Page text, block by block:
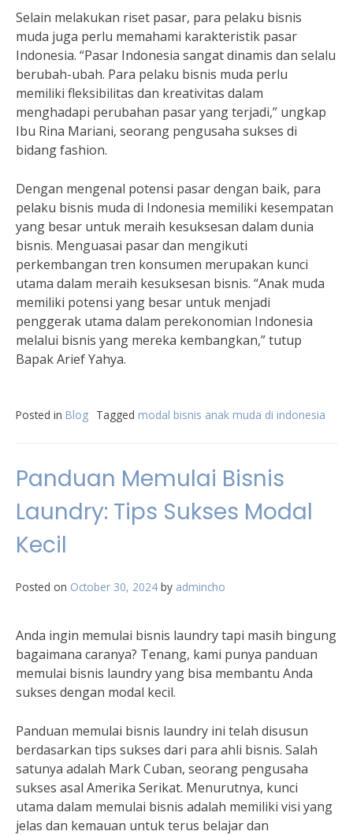
Selain melakukan riset pasar, para pelaku bisnis
muda juga perlu memahami karakteristik pasar
Indonesia. “Pasar Indonesia sangat dinamis dan selalu
berubah-ubah. Para pelaku bisnis muda perlu
memiliki fleksibilitas dan kreativitas dalam
menghadapi perubahan pasar yang terjadi,” ungkap
Ibu Rina Mariani, seorang pengusaha sukses di
bidang fashion.
Dengan mengenal potensi pasar dengan baik, para
pelaku bisnis muda di Indonesia memiliki kesempatan
yang besar untuk meraih kesuksesan dalam dunia
bisnis. Menguasai pasar dan mengikuti
perkembangan tren konsumen merupakan kunci
utama dalam meraih kesuksesan bisnis. “Anak muda
memiliki potensi yang besar untuk menjadi
penggerak utama dalam perekonomian Indonesia
melalui bisnis yang mereka kembangkan,” tutup
Bapak Arief Yahya.
Posted in Blog Tagged modal bisnis anak muda di indonesia
Panduan Memulai Bisnis
Laundry: Tips Sukses Modal
Kecil
Posted on October 30, 2024 by admincho
Anda ingin memulai bisnis laundry tapi masih bingung
bagaimana caranya? Tenang, kami punya panduan
memulai bisnis laundry yang bisa membantu Anda
sukses dengan modal kecil.
Panduan memulai bisnis laundry ini telah disusun
berdasarkan tips sukses dari para ahli bisnis. Salah
satunya adalah Mark Cuban, seorang pengusaha
sukses asal Amerika Serikat. Menurutnya, kunci
utama dalam memulai bisnis adalah memiliki visi yang
jelas dan kemauan untuk terus belajar dan